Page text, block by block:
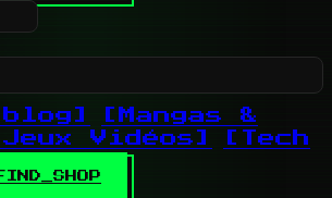
[Mangas &
Vidéos]
[Tech